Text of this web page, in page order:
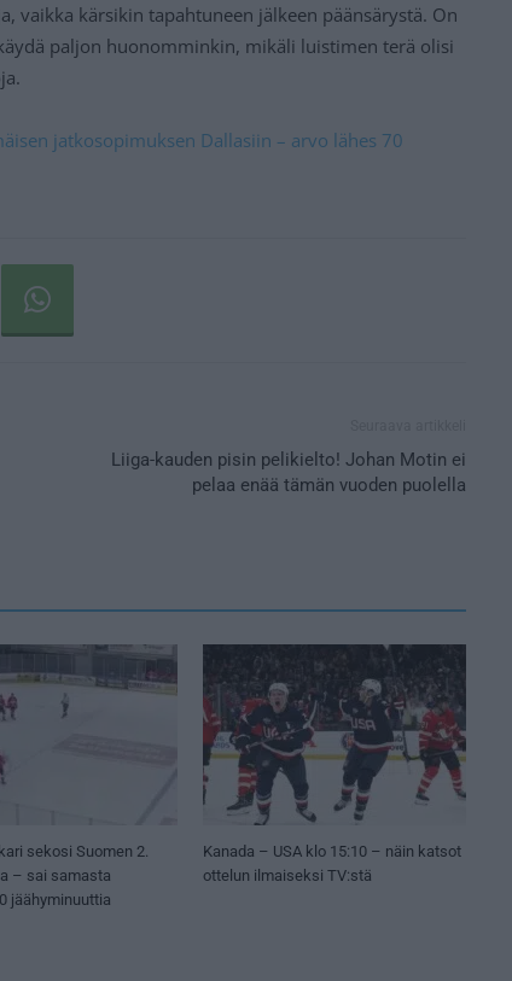
vaikka kärsikin tapahtuneen jälkeen päänsärystä. On
paljon huonomminkin, mikäli luistimen terä olisi
jatkosopimuksen Dallasiin – arvo lähes 70
Liiga-kauden pisin pelikielto! Johan Motin ei
pelaa enää tämän vuoden puolella
sekosi Suomen 2.
– sai samasta
jäähyminuuttia
Kanada – USA klo 15:10 – näin katsot
ottelun ilmaiseksi TV:stä